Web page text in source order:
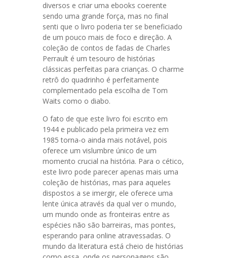
diversos e criar uma ebooks coerente
sendo uma grande força, mas no final
senti que o livro poderia ter se beneficiado
de um pouco mais de foco e direção. A
coleção de contos de fadas de Charles
Perrault é um tesouro de histórias
clássicas perfeitas para crianças. O charme
retrô do quadrinho é perfeitamente
complementado pela escolha de Tom
Waits como o diabo.
O fato de que este livro foi escrito em
1944 e publicado pela primeira vez em
1985 torna-o ainda mais notável, pois
oferece um vislumbre único de um
momento crucial na história. Para o cético,
este livro pode parecer apenas mais uma
coleção de histórias, mas para aqueles
dispostos a se imergir, ele oferece uma
lente única através da qual ver o mundo,
um mundo onde as fronteiras entre as
espécies não são barreiras, mas pontes,
esperando para online atravessadas. O
mundo da literatura está cheio de histórias